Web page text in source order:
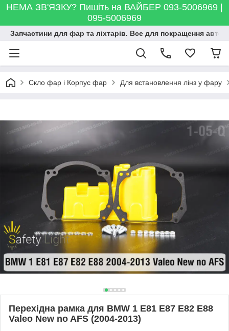
НЕМА ЗВ'ЯЗКУ? Пишіть на ВАЙБЕР 093-5006969 |
095-5006969
Запчастини для фар та ліхтарів. Все для покращення
Скло фар і Корпус фар Для встановлення лінз у фару
Перехідна рамка для BMW 1 E81 E87 E82 E88
Valeo New no AFS (2004-2013)